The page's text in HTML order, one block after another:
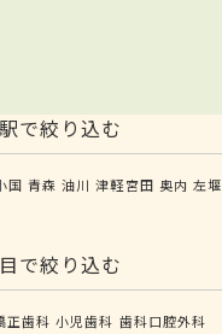
で絞り込む
国 青森 油川 津軽宮田 奥内 左堰
で絞り込む
正歯科 小児歯科 歯科口腔外科